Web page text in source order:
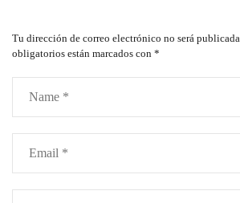
Tu dirección de correo electrónico no será publicada.
obligatorios están marcados con *